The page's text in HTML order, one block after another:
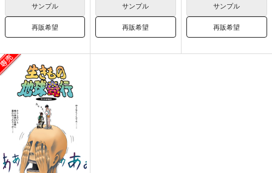
サンプル
再販希望
サンプル
再販希望
サンプル
再販希望